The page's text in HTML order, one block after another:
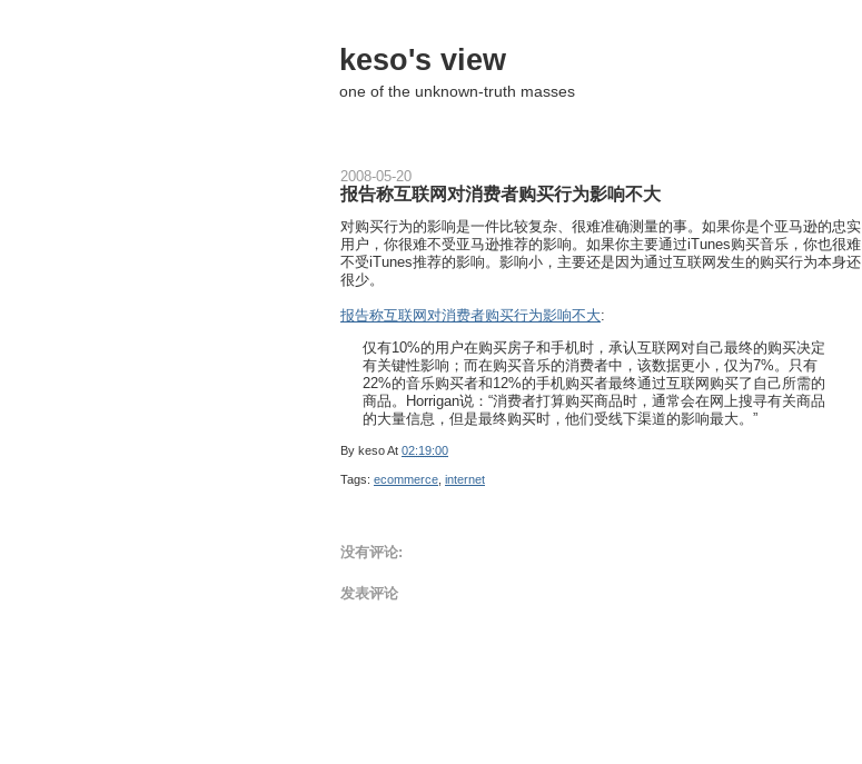
keso's view
one of the unknown-truth masses
2008-05-20
报告称互联网对消费者购买行为影响不大
对购买行为的影响是一件比较复杂、很难准确测量的事。如果你是个亚马逊的忠实
用户，你很难不受亚马逊推荐的影响。如果你主要通过iTunes购买音乐，你也很难
不受iTunes推荐的影响。影响小，主要还是因为通过互联网发生的购买行为本身还
很少。
报告称互联网对消费者购买行为影响不大:
仅有10%的用户在购买房子和手机时，承认互联网对自己最终的购买决定
有关键性影响；而在购买音乐的消费者中，该数据更小，仅为7%。只有
22%的音乐购买者和12%的手机购买者最终通过互联网购买了自己所需的
商品。Horrigan说：“消费者打算购买商品时，通常会在网上搜寻有关商品
的大量信息，但是最终购买时，他们受线下渠道的影响最大。”
By kesoAt 02:19:00
Tags: ecommerce internet
没有评论:
发表评论